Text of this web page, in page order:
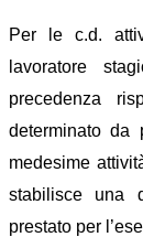
Per le c.d.
lavoratore
precedenza
determinato da
medesime
stabilisce una
prestato per